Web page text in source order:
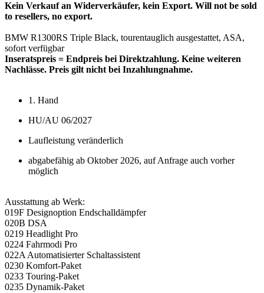
Kein Verkauf an Widerverkäufer, kein Export. Will not be sold
to resellers, no export.
BMW R1300RS Triple Black, tourentauglich ausgestattet, ASA,
sofort verfügbar
Inseratspreis = Endpreis bei Direktzahlung. Keine weiteren
Nachlässe. Preis gilt nicht bei Inzahlungnahme.
1. Hand
HU/AU 06/2027
Laufleistung veränderlich
abgabefähig ab Oktober 2026, auf Anfrage auch vorher
möglich
Ausstattung ab Werk:
019F Designoption Endschalldämpfer
020B DSA
0219 Headlight Pro
0224 Fahrmodi Pro
022A Automatisierter Schaltassistent
0230 Komfort-Paket
0233 Touring-Paket
0235 Dynamik-Paket